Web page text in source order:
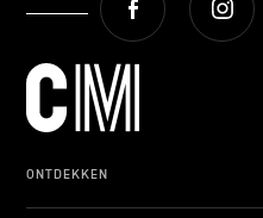
ONTDEKKEN